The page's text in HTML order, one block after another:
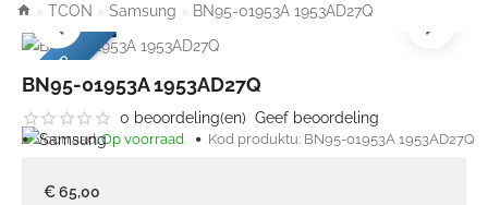
winkel
home
TCON Samsung BN95-01953A 1953AD27Q
USED
BN95-01953A 1953AD27Q
Voorraad: Op voorraad Kod produktu: BN95-01953A 1953AD27Q
0 beoordeling(en) Geef beoordeling
€ 65,00